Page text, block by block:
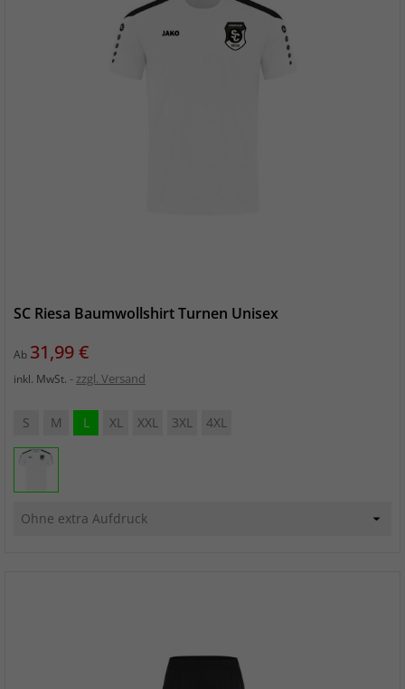
SC Riesa Baumwollshirt Turnen Unisex
Ab Preis
31,99 €
inkl. MwSt. zzgl. Versand
S M L XL XXL 3XL 4XL